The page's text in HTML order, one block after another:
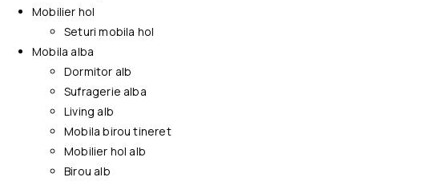
Mobilier hol
Seturi mobila hol
Mobila alba
Dormitor alb
Sufragerie alba
Living alb
Mobila birou tineret
Mobilier hol alb
Birou alb